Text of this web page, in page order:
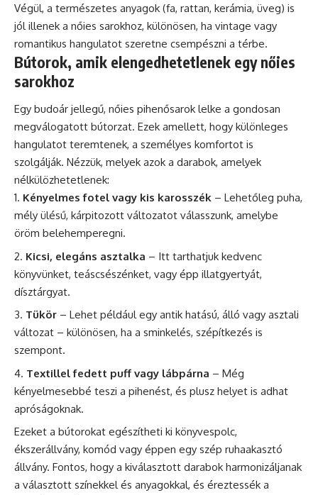
Végül, a természetes anyagok (fa, rattan, kerámia, üveg) is
jól illenek a nőies sarokhoz, különösen, ha vintage vagy
romantikus hangulatot szeretne csempészni a térbe.
Bútorok, amik elengedhetetlenek egy nőies
sarokhoz
Egy budoár jellegű, nőies pihenősarok lelke a gondosan
megválogatott bútorzat. Ezek amellett, hogy különleges
hangulatot teremtenek, a személyes komfortot is
szolgálják. Nézzük, melyek azok a darabok, amelyek
nélkülözhetetlenek:
Kényelmes fotel vagy kis karosszék – Lehetőleg puha,
mély ülésű, kárpitozott változatot válasszunk, amelybe
öröm belehemperegni.
Kicsi, elegáns asztalka – Itt tarthatjuk kedvenc
könyvünket, teáscsészénket, vagy épp illatgyertyát,
dísztárgyat.
Tükör – Lehet például egy antik hatású, álló vagy asztali
változat – különösen, ha a sminkelés, szépítkezés is
szempont.
Textillel fedett puff vagy lábpárna – Még
kényelmesebbé teszi a pihenést, és plusz helyet is adhat
apróságoknak.
Ezeket a bútorokat egészítheti ki könyvespolc,
ékszerállvány, komód vagy éppen egy szép ruhaakasztó
állvány. Fontos, hogy a kiválasztott darabok harmonizáljanak
a választott színekkel és anyagokkal, és éreztessék a